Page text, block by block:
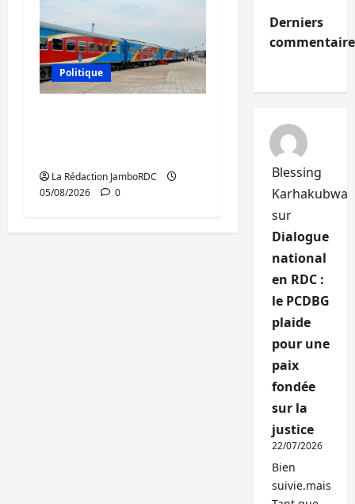
Politique
La Rédaction JamboRDC
05/08/2026
0
Derniers
Blessing
Karhakubwa
sur
Dialogue
national
en RDC :
le PCDBG
plaide
pour une
paix
fondée
sur la
justice
22/07/2026
Bien
suivie.mais